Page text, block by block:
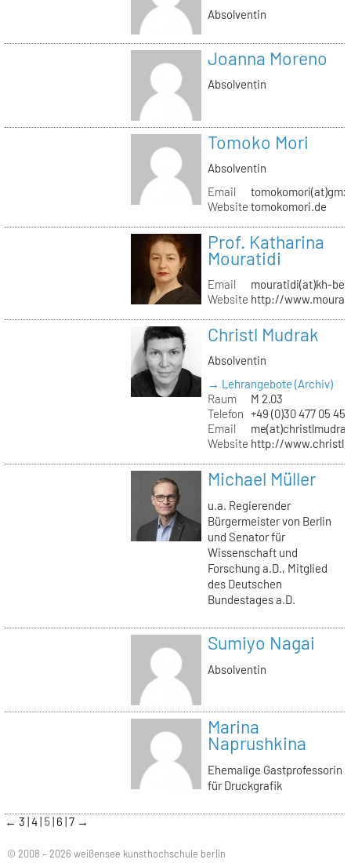
Absolventin
Joanna Moreno
Absolventin
Tomoko Mori
Absolventin
Email
Website tomokomori.de
Prof. Katharina
Mouratidi
Email
mouratidi(at)kh-
Website http://
Christl Mudrak
Absolventin
→ Lehrangebote (Archiv)
Raum
M 2.03
Telefon +49 (0)30 477 05
Email
Website http://
Michael Müller
u.a. Regierender
Bürgermeister von Berlin
und Senator für
Wissenschaft und
Forschung a.D., Mitglied
des Deutschen
Bundestages a.D.
Sumiyo Nagai
Absolventin
Marina
Naprushkina
Ehemalige Gastprofessorin
für Druckgrafik
← 3 4 5 6 7 →
© 2008 – 2026 weißensee kunsthochschule berlin